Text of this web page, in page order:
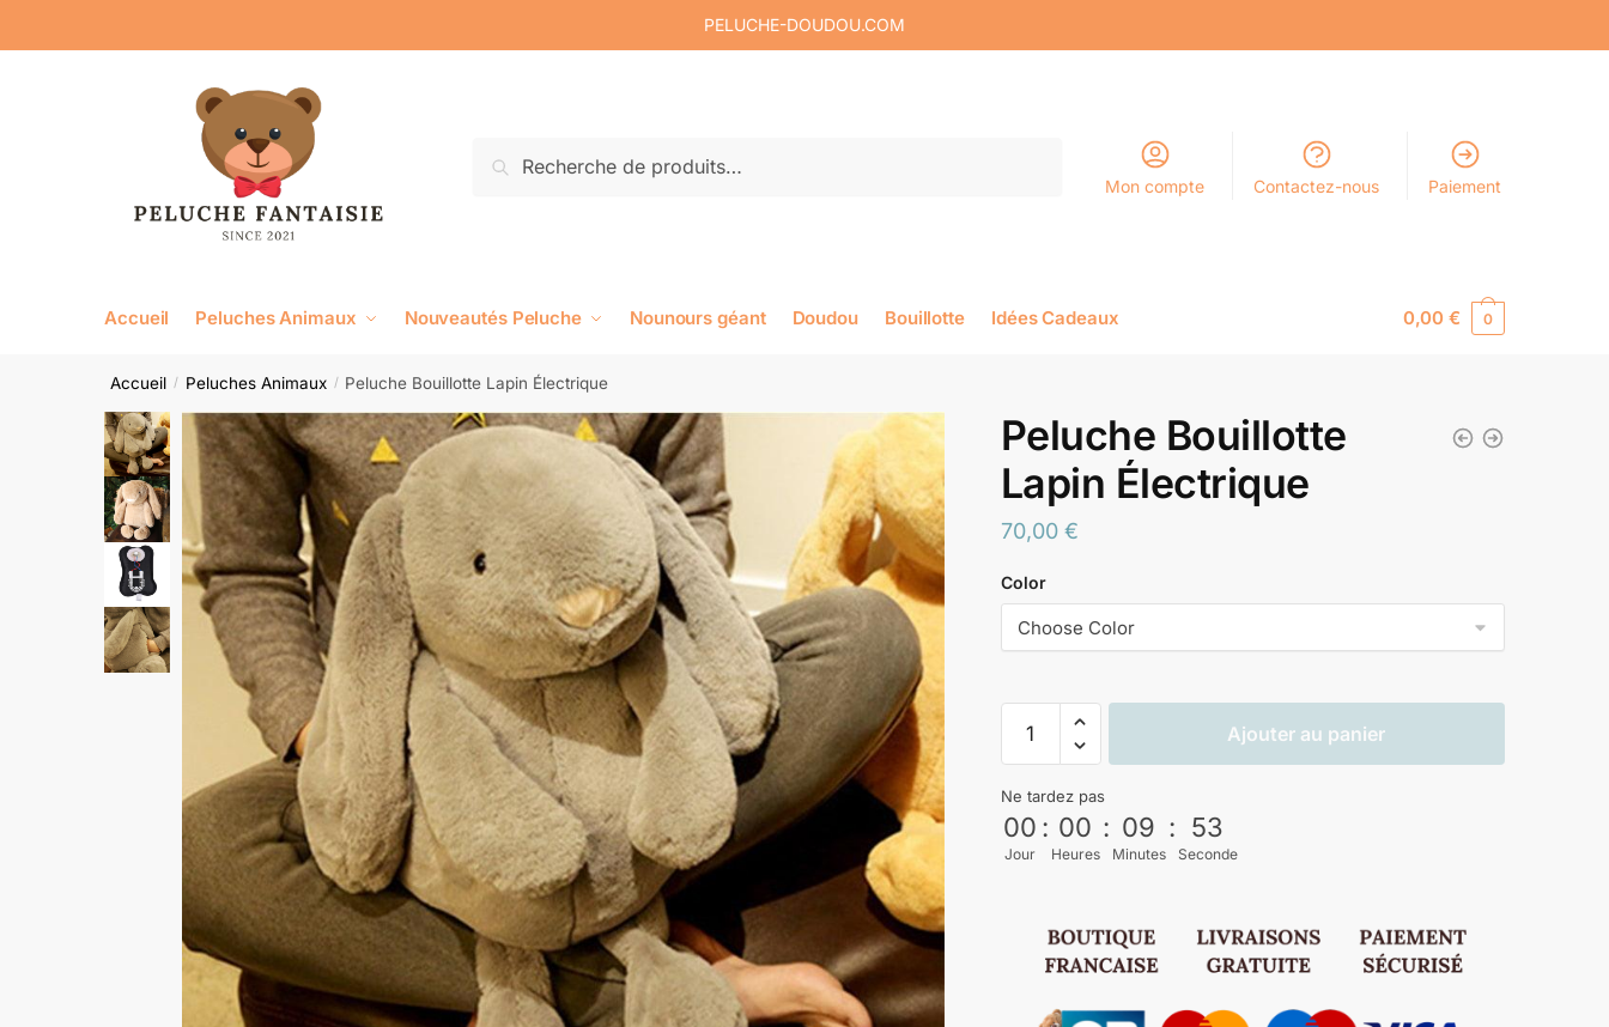
PELUCHE-DOUDOU.COM
Recherche
Mon compte Contactez-nous Paiement
Accueil Peluches Animaux Nouveautés Peluche Nounours géant Doudou Bouillotte Idées Cadeaux 0,00€ 0
Accueil / Peluches Animaux / Peluche Bouillotte Lapin Électrique
Peluche Bouillotte
Lapin Électrique
70,00 €
Color
Ajouter au panier
Ne tardez pas
00
Jour
: 00
Heures
: 09
Minutes
: 52
Seconde